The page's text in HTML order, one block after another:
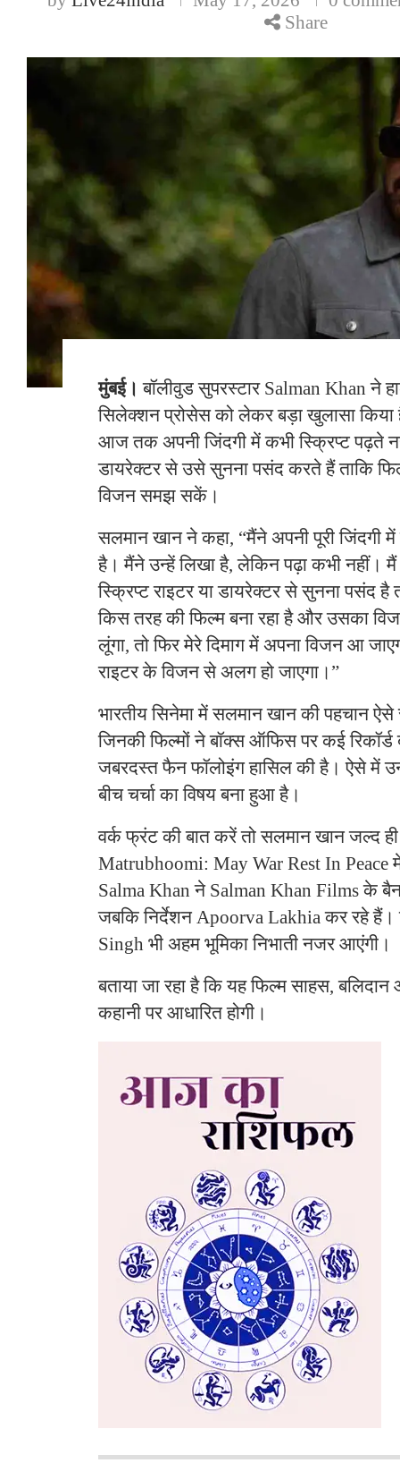
Share
मुंबई। बॉलीवुड सुपरस्टार Salman Khan ने
सिलेक्शन प्रोसेस को लेकर बड़ा खुलासा किया
आज तक अपनी जिंदगी में कभी स्क्रिप्ट पढ़ते
डायरेक्टर से उसे सुनना पसंद करते हैं ताकि
विजन समझ सकें।
सलमान खान ने कहा, “मैंने अपनी पूरी जिंदगी में
है। मैंने उन्हें लिखा है, लेकिन पढ़ा कभी नहीं।
स्क्रिप्ट राइटर या डायरेक्टर से सुनना पसंद
किस तरह की फिल्म बना रहा है और उसका
लूंगा, तो फिर मेरे दिमाग में अपना विजन आ
राइटर के विजन से अलग हो जाएगा।”
भारतीय सिनेमा में सलमान खान की पहचान ऐसे
जिनकी फिल्मों ने बॉक्स ऑफिस पर कई रिकॉर्ड
जबरदस्त फैन फॉलोइंग हासिल की है। ऐसे में
बीच चर्चा का विषय बना हुआ है।
वर्क फ्रंट की बात करें तो सलमान खान जल्द
Matrubhoomi: May War Rest In
Salma Khan ने Salman Khan Films के
जबकि निर्देशन Apoorva Lakhia कर रहे हैं।
Singh भी अहम भूमिका निभाती नजर आएंगी।
बताया जा रहा है कि यह फिल्म साहस,
कहानी पर आधारित होगी।